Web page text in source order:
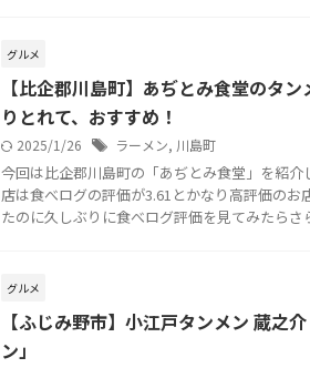
グルメ
【比企郡川島町】あぢとみ食堂のタ
りとれて、おすすめ！
2025/1/26 ラーメン, 川島町
今回は比企郡川島町の「あぢとみ食堂」を紹介
店は食べログの評価が3.61とかなり高評価のお
たのに久しぶりに食べログ評価を見てみたらさ
グルメ
【ふじみ野市】小江戸タンメン 蔵之
ン」